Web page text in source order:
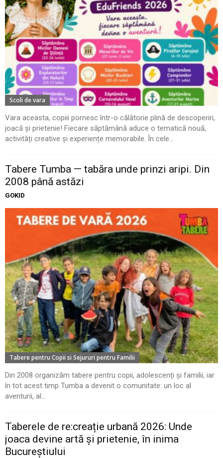
Scoli de vara
Vara aceasta, copiii pornesc într-o călătorie plină de descoperiri,
joacă și prietenie! Fiecare săptămână aduce o tematică nouă,
activități creative și experiențe memorabile. În cele...
Tabere Tumba — tabăra unde prinzi aripi. Din
2008 până astăzi
GOKID
Tabere pentru Copii si Sejururi pentru Familii
Din 2008 organizăm tabere pentru copii, adolescenți și familii, iar
în tot acest timp Tumba a devenit o comunitate: un loc al
aventurii, al...
Taberele de re:creație urbană 2026: Unde
joaca devine artă și prietenie, în inima
Bucureștiului